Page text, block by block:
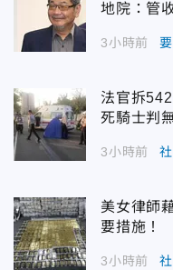
地院：管
3小時前
法官拆
死騎士判
3小時前
美女律師
要措施！
3小時前